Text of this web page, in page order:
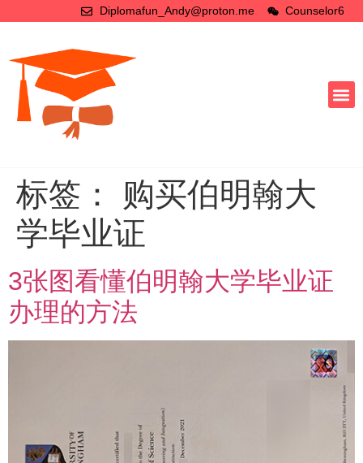
Diplomafun_Andy@proton.me Counselor6
标签： 购买伯明翰大
学毕业证
3张图看懂伯明翰大学毕业证
办理的方法